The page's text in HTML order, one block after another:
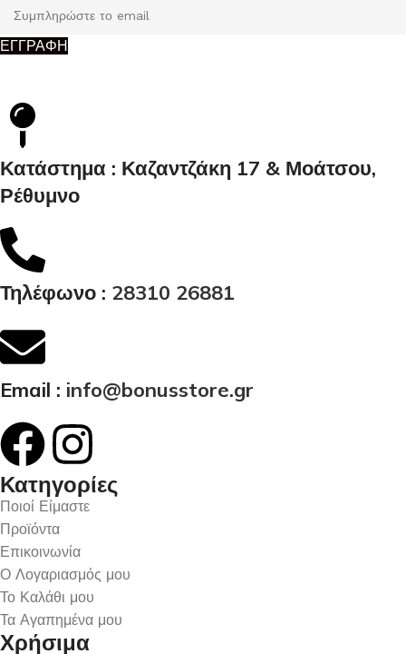
ΕΓΓΡΑΦΗ
Κατάστημα : Καζαντζάκη 17 & Μοάτσου,
Ρέθυμνο
Τηλέφωνο : 28310 26881
Email : info@bonusstore.gr
Κατηγορίες
Ποιοί Είμαστε
Προϊόντα
Επικοινωνία
Ο Λογαριασμός μου
Το Καλάθι μου
Τα Αγαπημένα μου
Χρήσιμα